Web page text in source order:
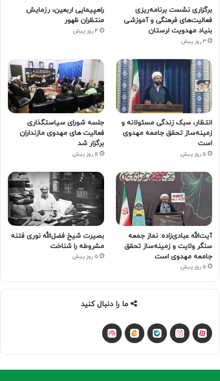
برگزاری نشست برنامه‌ریزی
فعالیت‌های فرهنگی و آموزشی
بنیاد مهدویت لرستان
3 روز پیش
راهپیمایی اربعین، رزمایش
منتظران ظهور
4 روز پیش
انتظار، سبک زندگی مسئولانه و
زمینه‌ساز تحقق جامعه مهدوی
است
5 روز پیش
جلسه شورای سیاستگذاری
فعالیت های مهدوی مازنداران
برگزار شد
5 روز پیش
آیت‌الله عبادی‌زاده: نماز جمعه
سنگر ولایت و زمینه‌ساز تحقق
جامعه مهدوی است
5 روز پیش
بصیرت شیخ فضل‌الله نوری فتنه
مشروطه را شناخت
5 روز پیش
ما را دنبال کنید
آپاراتاینستاگرام
بله ایتا شنوتو